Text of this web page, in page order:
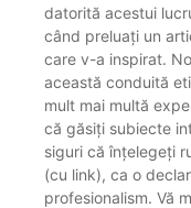
datorită acestui
când preluați un
care v-a inspirat.
această conduită
mult mai multă
că găsiți subiecte
siguri că înțelegeți
(cu link), ca o
profesionalism. Vă